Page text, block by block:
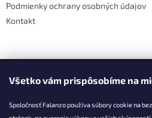
Všetko vám prispôsobíme na
Spoločnosť Falanzo používa súbory cookie na
Podmienky ochrany osobných údajov
Kontakt
Facebook